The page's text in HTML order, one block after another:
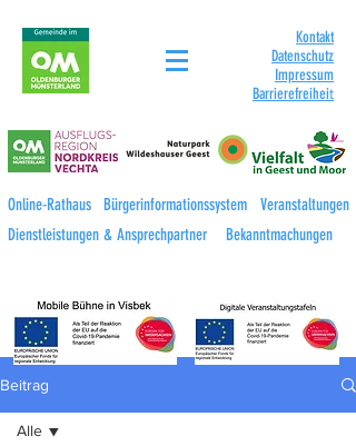
Kontakt
Datenschutz
Impressum
Barrierefreiheit
Online-Rathaus Bürgerinformationssystem
Veranstaltungen
Dienstleistungen & Ansprechpartner
Bekanntmachungen
Beitrag
Alle